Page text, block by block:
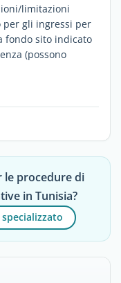
limitazioni
per gli ingressi per
fondo sito indicato
(possono
le procedure di
in Tunisia?